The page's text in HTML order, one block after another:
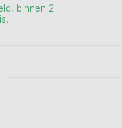
binnen 2